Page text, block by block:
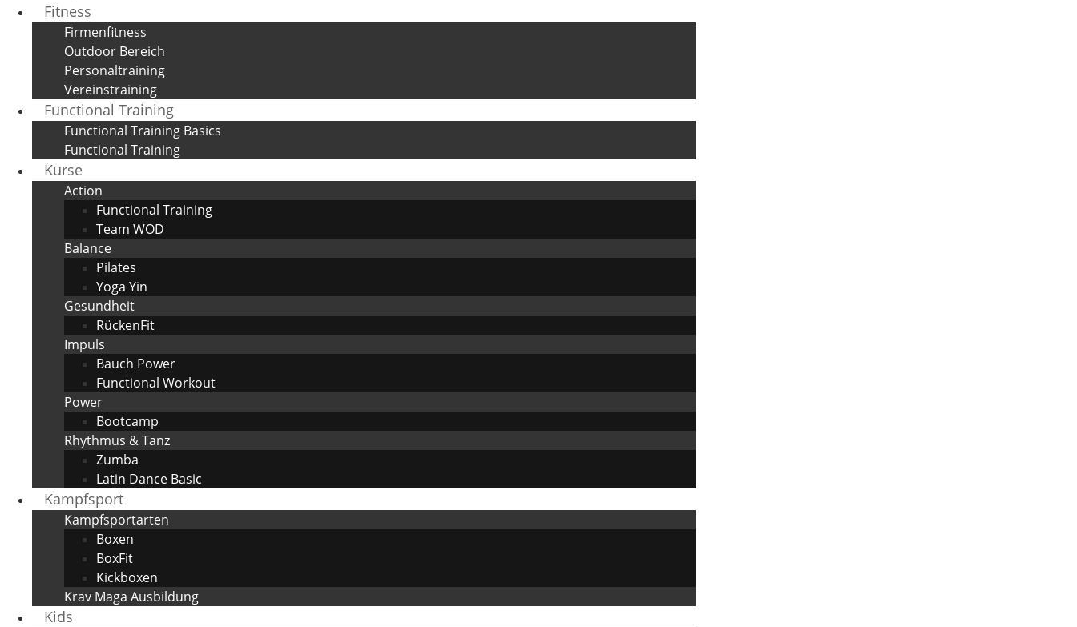
Fitness
Firmenfitness
Outdoor Bereich
Personaltraining
Vereinstraining
Functional Training
Functional Training Basics
Functional Training
Kurse
Action
Functional Training
Team WOD
Balance
Pilates
Yoga Yin
Gesundheit
RückenFit
Impuls
Bauch Power
Functional Workout
Power
Bootcamp
Rhythmus & Tanz
Zumba
Latin Dance Basic
Kampfsport
Kampfsportarten
Boxen
BoxFit
Kickboxen
Krav Maga Ausbildung
Kids